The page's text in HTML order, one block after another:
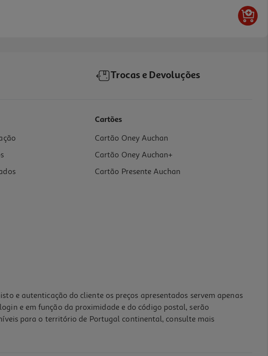
Trocas e Devoluções
Cartões
Cartão Oney Auchan
Cartão Oney Auchan+
Cartão Presente Auchan
e autenticação do cliente os preços apresentados servem apenas
e em função da proximidade e do código postal, serão
para o território de Portugal continental, consulte mais